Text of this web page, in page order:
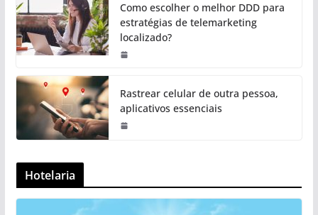
Como escolher o melhor DDD para
estratégias de telemarketing
localizado?
Rastrear celular de outra pessoa,
aplicativos essenciais
Hotelaria